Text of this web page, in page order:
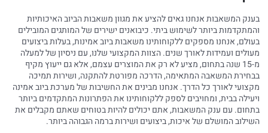
בענק המשאבות אנחנו גאים להציע את מגוון משאבות הביוב האיכותיות
והמתקדמות ביותר לשימוש ביתי. כיבואנים ישירים של המותגים המובילים
בעולם, אנחנו מספקים ללקוחותינו משאבות ביוב אמינות, בעלות ביצועים
מעולים ועמידות לאורך שנים. הצוות המקצועי שלנו, עם ניסיון של למעלה
מ-15 שנה בתחום, מציע לא רק את המוצרים עצמם, אלא גם ייעוץ מקיף
בבחירת המשאבה המתאימה, הדרכה מפורטת להתקנה, ושירות תמיכה
מקצועי לאורך כל הדרך. אנחנו מבינים את החשיבות של מערכת ביוב אמינה
ויעילה בבית, ומחויבים לספק ללקוחותינו את הפתרונות המתקדמים ביותר
בתחום. עם ענק המשאבות, אתם יכולים להיות בטוחים שאתם מקבלים את
השילוב המושלם של איכות, ביצועים ושירות ברמה הגבוהה ביותר.